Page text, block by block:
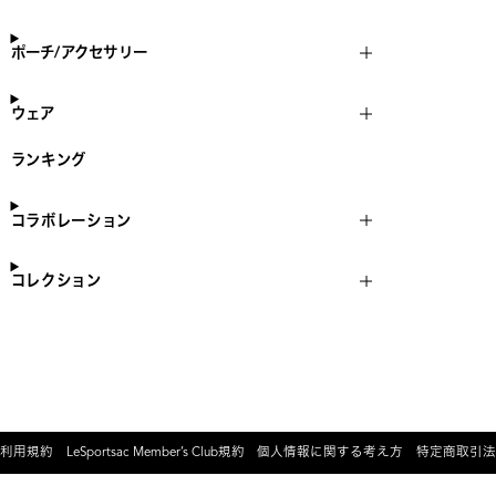
ポーチ/アクセサリー
ウェア
ランキング
コラボレーション
コレクション
利用規約 LeSportsac Member’s Club規約 個人情報に関する考え方 特定商取引